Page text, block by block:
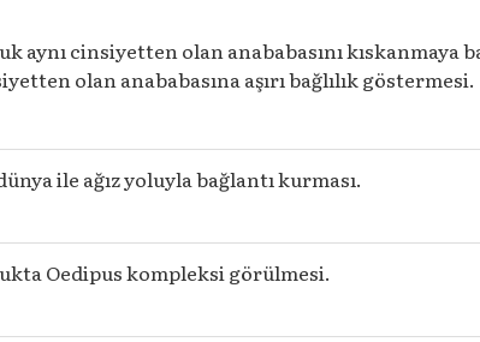
aynı cinsiyetten olan anababasını kıskanmaya
olan anababasına aşırı bağlılık göstermesi.
ile ağız yoluyla bağlantı kurması.
Oedipus kompleksi görülmesi.